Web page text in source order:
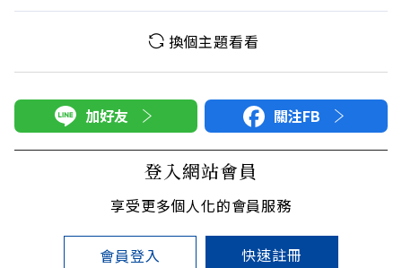
換個主題看看
加好友 關注FB
登入網站會員
享受更多個人化的會員服務
會員登入 快速註冊